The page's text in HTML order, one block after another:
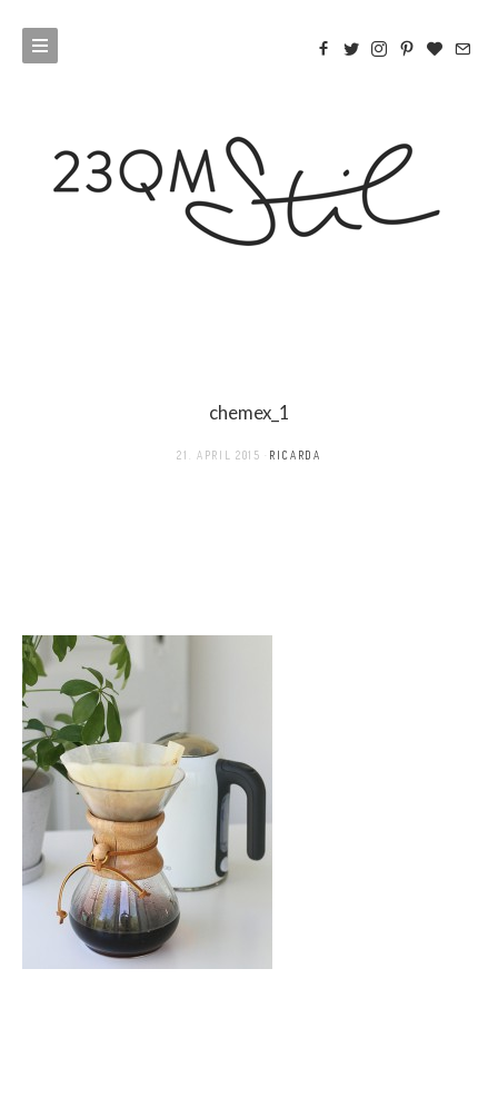
chemex_1
21. APRIL 2015 RICARDA